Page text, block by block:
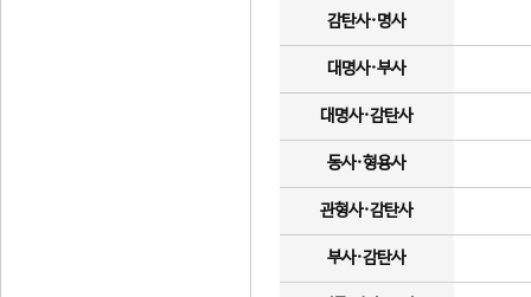
감탄사·명사
대명사·부사
대명사·감탄사
동사·형용사
관형사·감탄사
부사·감탄사